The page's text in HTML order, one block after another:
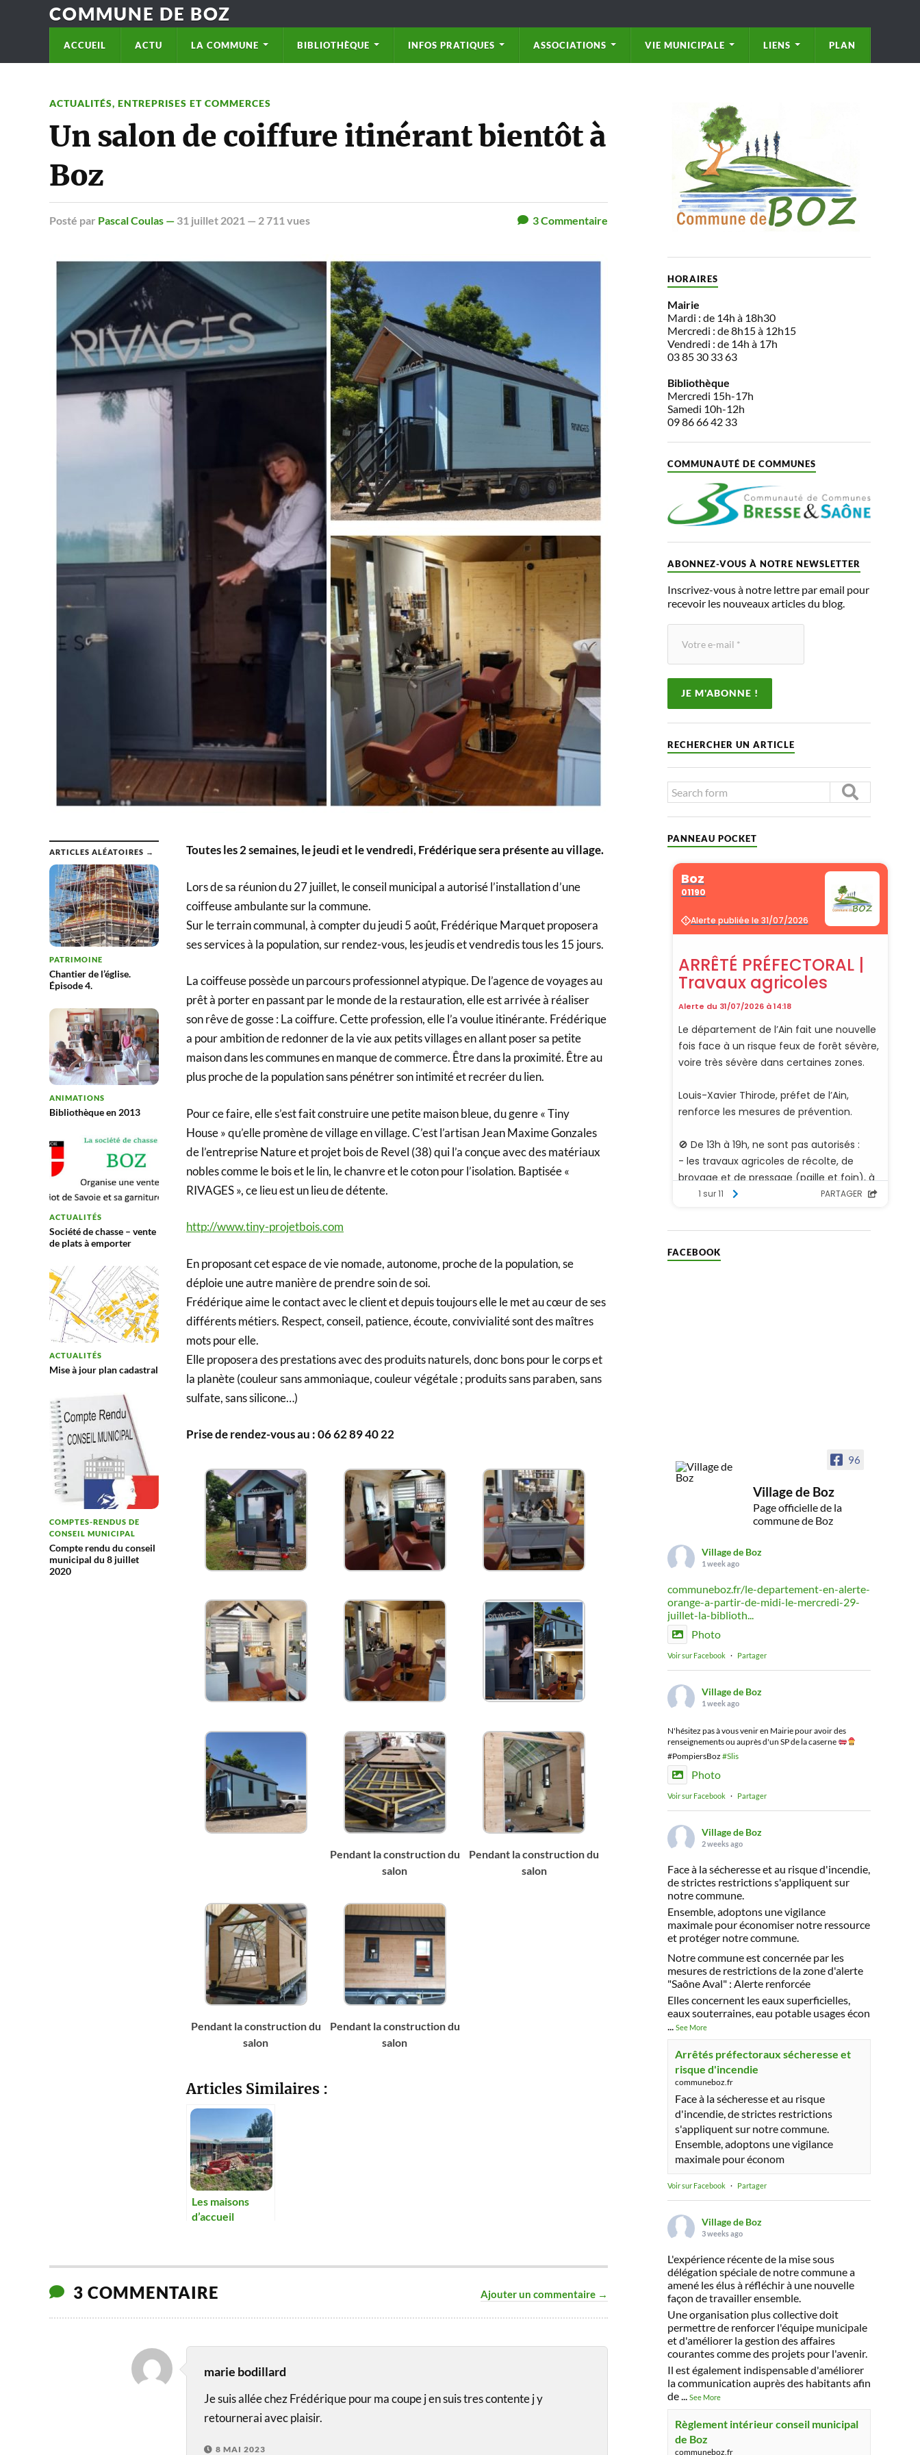
COMMUNE DE BOZ
ACCUEIL ACTU LA COMMUNE BIBLIOTHÈQUE INFOS PRATIQUES ASSOCIATIONS VIE MUNICIPALE LIENS PLAN
ACTUALITÉS, ENTREPRISES ET COMMERCES
Un salon de coiffure itinérant bientôt à
Boz
Posté par Pascal Coulas — 31 juillet 2021 — 2 711 vues 3Commentaire
ARTICLES ALÉATOIRES →
PATRIMOINE
Chantier de l’église.
Épisode 4.
ANIMATIONS
Bibliothèque en 2013
ACTUALITÉS
Société de chasse – vente
de plats à emporter
ACTUALITÉS
Mise à jour plan cadastral
COMPTES-RENDUS DE
CONSEIL MUNICIPAL
Compte rendu du conseil
municipal du 8 juillet
2020
Toutes les 2 semaines, le jeudi et le vendredi, Frédérique sera présente au village.
Lors de sa réunion du 27 juillet, le conseil municipal a autorisé l’installation d’une
coiffeuse ambulante sur la commune.
Sur le terrain communal, à compter du jeudi 5 août, Frédérique Marquet proposera
ses services à la population, sur rendez-vous, les jeudis et vendredis tous les 15 jours.
La coiffeuse possède un parcours professionnel atypique. De l’agence de voyages au
prêt à porter en passant par le monde de la restauration, elle est arrivée à réaliser
son rêve de gosse : La coiffure. Cette profession, elle l’a voulue itinérante. Frédérique
a pour ambition de redonner de la vie aux petits villages en allant poser sa petite
maison dans les communes en manque de commerce. Être dans la proximité. Être au
plus proche de la population sans pénétrer son intimité et recréer du lien.
Pour ce faire, elle s’est fait construire une petite maison bleue, du genre « Tiny
House » qu’elle promène de village en village. C’est l’artisan Jean Maxime Gonzales
de l’entreprise Nature et projet bois de Revel (38) qui l’a conçue avec des matériaux
nobles comme le bois et le lin, le chanvre et le coton pour l’isolation. Baptisée «
RIVAGES », ce lieu est un lieu de détente.
http://www.tiny-projetbois.com
En proposant cet espace de vie nomade, autonome, proche de la population, se
déploie une autre manière de prendre soin de soi.
Frédérique aime le contact avec le client et depuis toujours elle le met au cœur de ses
différents métiers. Respect, conseil, patience, écoute, convivialité sont des maîtres
mots pour elle.
Elle proposera des prestations avec des produits naturels, donc bons pour le corps et
la planète (couleur sans ammoniaque, couleur végétale ; produits sans paraben, sans
sulfate, sans silicone…)
Prise de rendez-vous au : 06 62 89 40 22
Pendant la construction du
salon
Pendant la construction du
salon
Pendant la construction du
salon
Pendant la construction du
salon
Articles Similaires :
Les maisons
d’accueil
3 COMMENTAIRE Ajouter un commentaire →
marie bodillard
Je suis allée chez Frédérique pour ma coupe j en suis tres contente j y
retournerai avec plaisir.
8 MAI 2023
HORAIRES
Mairie
Mardi : de 14h à 18h30
Mercredi : de 8h15 à 12h15
Vendredi : de 14h à 17h
03 85 30 33 63
Bibliothèque
Mercredi 15h-17h
Samedi 10h-12h
09 86 66 42 33
COMMUNAUTÉ DE COMMUNES
ABONNEZ-VOUS À NOTRE NEWSLETTER
Inscrivez-vous à notre lettre par email pour
recevoir les nouveaux articles du blog.
RECHERCHER UN ARTICLE
PANNEAU POCKET
FACEBOOK
96
Village de Boz
Page officielle de la
commune de Boz
Village de Boz
1 week ago
communeboz.fr/le-departement-en-alerte-
orange-a-partir-de-midi-le-mercredi-29-
juillet-la-biblioth...
Photo
Voir sur Facebook · Partager
Village de Boz
1 week ago
N'hésitez pas à vous venir en Mairie pour avoir des
renseignements ou auprès d'un SP de la caserne
#PompiersBoz #Slis
Photo
Voir sur Facebook · Partager
Village de Boz
2 weeks ago
Face à la sécheresse et au risque d'incendie,
de strictes restrictions s'appliquent sur
notre commune.
Ensemble, adoptons une vigilance
maximale pour économiser notre ressource
et protéger notre commune.
Notre commune est concernée par les
mesures de restrictions de la zone d'alerte
"Saône Aval" : Alerte renforcée
Elles concernent les eaux superficielles,
eaux souterraines, eau potable usages écon
... See More
Arrêtés préfectoraux sécheresse et
risque d'incendie
communeboz.fr
Face à la sécheresse et au risque
d'incendie, de strictes restrictions
s'appliquent sur notre commune.
Ensemble, adoptons une vigilance
maximale pour économ
Voir sur Facebook · Partager
Village de Boz
3 weeks ago
L'expérience récente de la mise sous
délégation spéciale de notre commune a
amené les élus à réfléchir à une nouvelle
façon de travailler ensemble.
Une organisation plus collective doit
permettre de renforcer l'équipe municipale
et d'améliorer la gestion des affaires
courantes comme des projets pour l'avenir.
Il est également indispensable d'améliorer
la communication auprès des habitants afin
de... See More
Règlement intérieur conseil municipal
de Boz
communeboz.fr